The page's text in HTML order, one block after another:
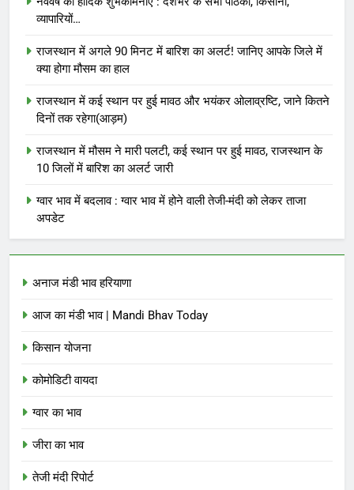
व्यापारियों…
राजस्थान में अगले 90 मिनट में बारिश का अलर्ट! जानिए आपके जिले में
क्या होगा मौसम का हाल
राजस्थान में कई स्थान पर हुई मावठ और भयंकर ओलाव्रष्टि, जाने कितने
दिनों तक रहेगा(आड़म)
राजस्थान में मौसम ने मारी पलटी, कई स्थान पर हुई मावठ, राजस्थान के
10 जिलों में बारिश का अलर्ट जारी
ग्वार भाव में बदलाव : ग्वार भाव में होने वाली तेजी-मंदी को लेकर ताजा
अपडेट
अनाज मंडी भाव हरियाणा
आज का मंडी भाव | Mandi Bhav Today
किसान योजना
कोमोडिटी वायदा
ग्वार का भाव
जीरा का भाव
तेजी मंदी रिपोर्ट